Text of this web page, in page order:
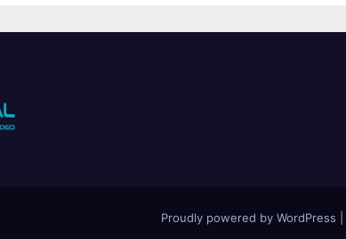
Proudly powered by WordPress